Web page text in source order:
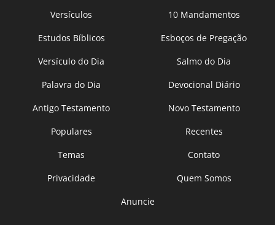
Versículos
10 Mandamentos
Estudos Bíblicos
Esboços de Pregação
Versículo do Dia
Salmo do Dia
Palavra do Dia
Devocional Diário
Antigo Testamento
Novo Testamento
Populares
Recentes
Temas
Contato
Privacidade
Quem Somos
Anuncie